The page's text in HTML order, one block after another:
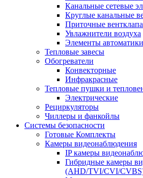
Канальные сетевые
Круглые канальные
Приточные
Увлажнители воздуха
Элементы автоматики
Тепловые завесы
Обогреватели
Конвекторные
Инфракрасные
Тепловые пушки и
Электрические
Рециркуляторы
Чиллеры и фанкойлы
Системы безопасности
Готовые Комплекты
Камеры видеонаблюдения
IP камеры
Гибридные камеры
(AHD/TVI/CVI/